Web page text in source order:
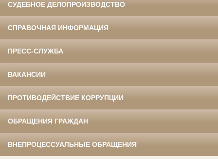
СУДЕБНОЕ ДЕЛОПРОИЗВОДСТВО
СПРАВОЧНАЯ ИНФОРМАЦИЯ
ПРЕСС-СЛУЖБА
ВАКАНСИИ
ПРОТИВОДЕЙСТВИЕ КОРРУПЦИИ
ОБРАЩЕНИЯ ГРАЖДАН
ВНЕПРОЦЕССУАЛЬНЫЕ ОБРАЩЕНИЯ